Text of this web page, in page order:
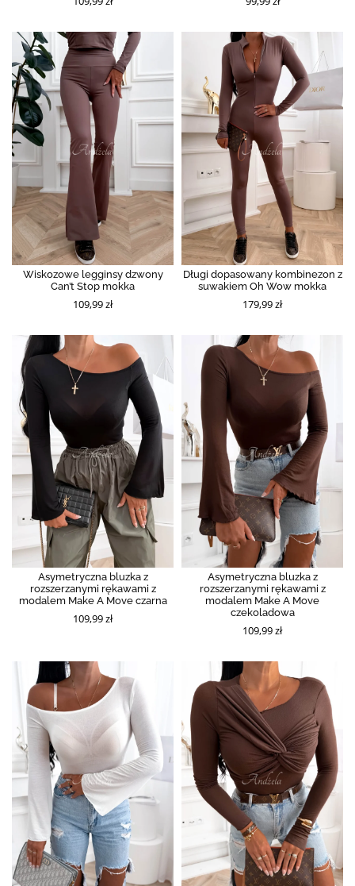
Wiskozowe legginsy dzwony
Can’t Stop mokka
109,99 zł
Długi dopasowany kombinezon z
suwakiem Oh Wow mokka
179,99 zł
Asymetryczna bluzka z
rozszerzanymi rękawami z
modalem Make A Move czarna
109,99 zł
Asymetryczna bluzka z
rozszerzanymi rękawami z
modalem Make A Move
czekoladowa
109,99 zł